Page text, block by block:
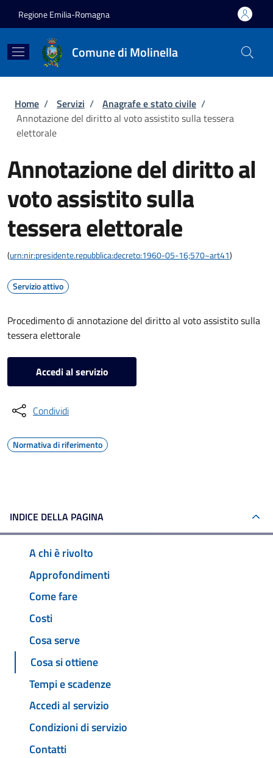
Regione Emilia-Romagna
Comune di Molinella
Briciole di pane
Home / Servizi / Anagrafe e stato civile /
Annotazione del diritto al voto assistito sulla tessera
elettorale
Annotazione del diritto al
voto assistito sulla
tessera elettorale
(urn:nir:presidente.repubblica:decreto:1960-05-16;570~art41)
Servizio attivo
Procedimento di annotazione del diritto al voto assistito sulla
tessera elettorale
Accedi al servizio
Condividi
Normativa di riferimento
INDICE DELLA PAGINA
A chi è rivolto
Approfondimenti
Come fare
Costi
Cosa serve
Cosa si ottiene
Tempi e scadenze
Accedi al servizio
Condizioni di servizio
Contatti